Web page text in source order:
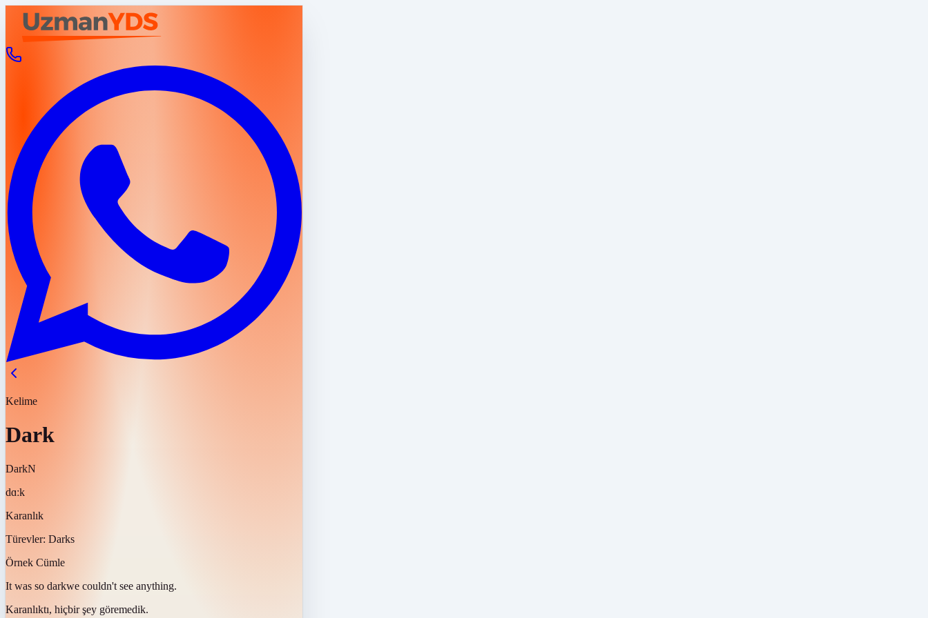
Kelime
Dark
DarkN
dɑːk
Karanlık
Türevler: Darks
Örnek Cümle
It was so darkwe couldn't see anything.
Karanlıktı, hiçbir şey göremedik.